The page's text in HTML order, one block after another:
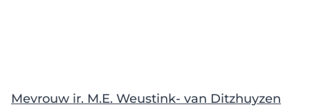
Mevrouw ir. M.E. Weustink- van Ditzhuyzen